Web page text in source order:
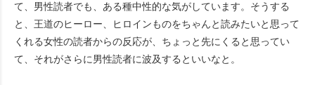
て、男性読者でも、ある種中性的な気がしています。そうする
と、王道のヒーロー、ヒロインものをちゃんと読みたいと思って
くれる女性の読者からの反応が、ちょっと先にくると思ってい
て、それがさらに男性読者に波及するといいなと。